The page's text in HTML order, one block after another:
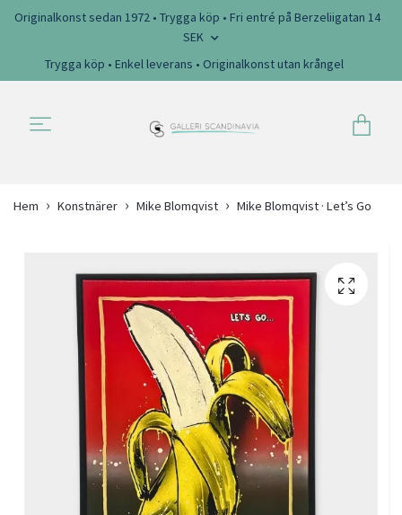
Originalkonst sedan 1972 • Trygga köp • Fri entré på Berzeliigatan 14
SEK
Trygga köp • Enkel leverans • Originalkonst utan krångel
Hem Konstnärer Mike Blomqvist Mike Blomqvist · Let’s Go